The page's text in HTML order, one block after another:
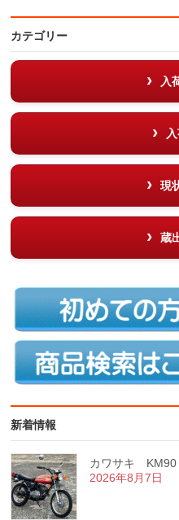
カテゴリー
入
現
蔵
新着情報
カワサキ KM90
2026年8月7日